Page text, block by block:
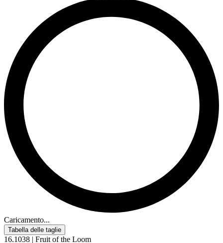
Caricamento...
Tabella delle taglie
16.1038 | Fruit of the Loom